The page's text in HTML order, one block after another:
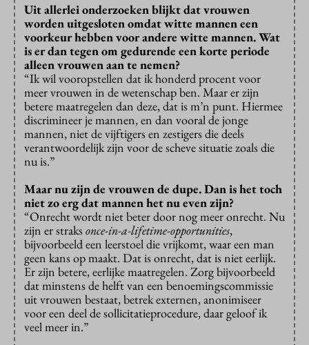
Uit allerlei onderzoeken blijkt dat vrouwen
worden uitgesloten omdat witte mannen een
voorkeur hebben voor andere witte mannen. Wat
is er dan tegen om gedurende een korte periode
alleen vrouwen aan te nemen?
“Ik wil vooropstellen dat ik honderd procent voor
meer vrouwen in de wetenschap ben. Maar er zijn
betere maatregelen dan deze, dat is m’n punt. Hiermee
discrimineer je mannen, en dan vooral de jonge
mannen, niet de vijftigers en zestigers die deels
verantwoordelijk zijn voor de scheve situatie zoals die
nu is.”
Maar nu zijn de vrouwen de dupe. Dan is het toch
niet zo erg dat mannen het nu even zijn?
“Onrecht wordt niet beter door nog meer onrecht. Nu
zijn er straksonce-in-a-lifetime-opportunities,
bijvoorbeeld een leerstoel die vrijkomt, waar een man
geen kans op maakt. Dat is onrecht, dat is niet eerlijk.
Er zijn betere, eerlijke maatregelen. Zorg bijvoorbeeld
dat minstens de helft van een benoemingscommissie
uit vrouwen bestaat, betrek externen, anonimiseer
voor een deel de sollicitatieprocedure, daar geloof ik
veel meer in.”